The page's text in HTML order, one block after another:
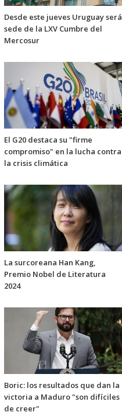
Desde este jueves Uruguay será
sede de la LXV Cumbre del
Mercosur
El G20 destaca su "firme
compromiso" en la lucha contra
la crisis climática
La surcoreana Han Kang,
Premio Nobel de Literatura
2024
Boric: los resultados que dan la
victoria a Maduro "son difíciles
de creer"